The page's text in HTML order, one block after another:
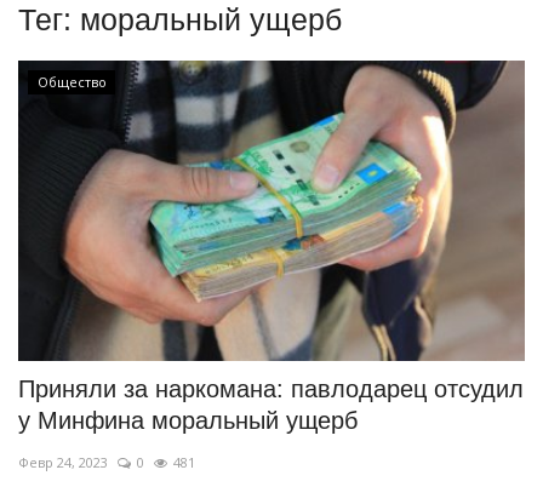
Обратная связь
ПАВЛОДАРСКАЯ ОБЛАСТЬ
КАЗАХСТАН
СПЕЦПРОЕКТЫ
СПОРТ
Чек-лист
РАЗВЛЕЧЕНИЯ
Тег: моральный ущерб
Общество
Приняли за наркомана: павлодарец отсудил
у Минфина моральный ущерб
Февр 24, 2023 0 481